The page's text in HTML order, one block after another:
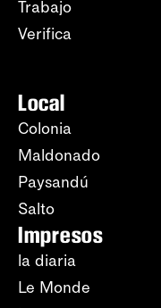
Trabajo
Verifica
Local
Colonia
Maldonado
Paysandú
Salto
Impresos
la diaria
Le Monde